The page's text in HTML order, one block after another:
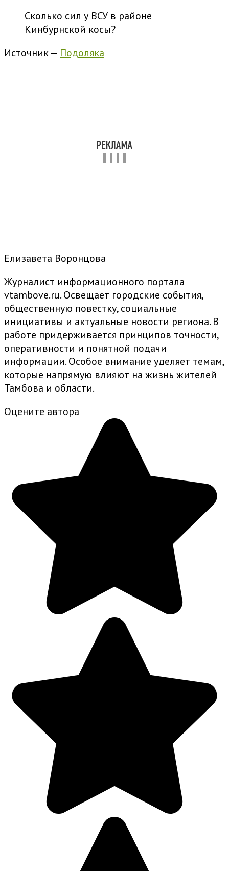
Сколько сил у ВСУ в районе
Кинбурнской косы?
Источник — Подоляка
Елизавета Воронцова
Журналист информационного портала
vtambove.ru. Освещает городские события,
общественную повестку, социальные
инициативы и актуальные новости региона. В
работе придерживается принципов точности,
оперативности и понятной подачи
информации. Особое внимание уделяет темам,
которые напрямую влияют на жизнь жителей
Тамбова и области.
Оцените автора